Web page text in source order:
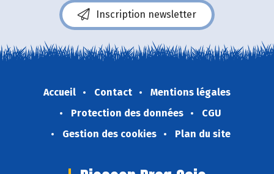
Inscription newsletter
Accueil Contact
Mentions légales
Protection des données
CGU
Gestion des cookies
Plan du site